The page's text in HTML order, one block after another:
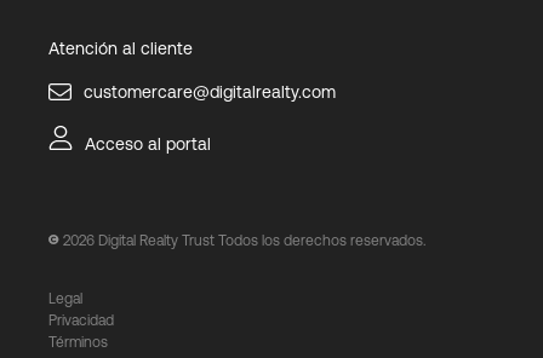
Atención al cliente
customercare@digitalrealty.com
Acceso al portal
2026 Digital Realty Trust Todos los derechos reservados.
Legal
Privacidad
Términos